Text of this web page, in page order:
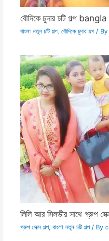
বৌদিকে চুদার চটি গল্প
বাংলা নতুন চটি গল্প, বৌদিকে চুদার গল্প/ By
লিলি আর সিলভীর সাথে গ্রুপ
গ্রুপ সেক্স গল্প, বাংলা নতুন চটি গল্প/ By